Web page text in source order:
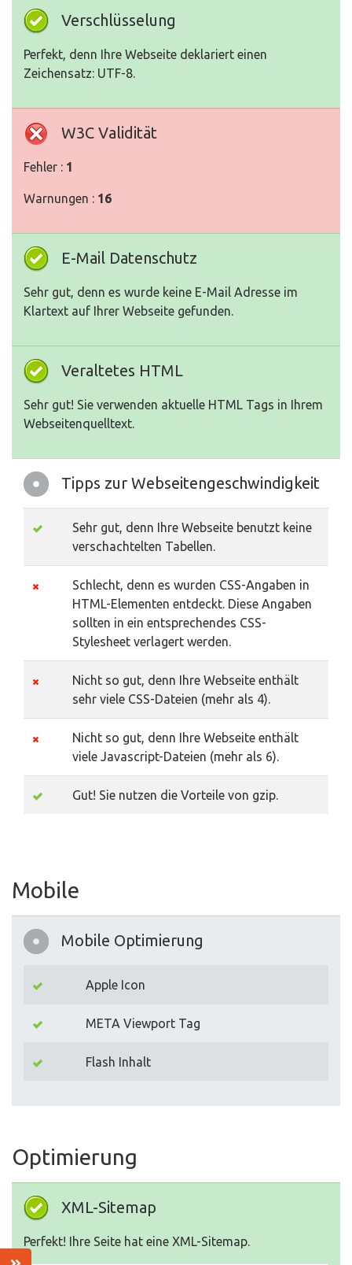
Verschlüsselung
Perfekt, denn Ihre Webseite deklariert einen
Zeichensatz: UTF-8.
W3C Validität
Fehler : 1
Warnungen : 16
E-Mail Datenschutz
Sehr gut, denn es wurde keine E-Mail Adresse im
Klartext auf Ihrer Webseite gefunden.
Veraltetes HTML
Sehr gut! Sie verwenden aktuelle HTML Tags in Ihrem
Webseitenquelltext.
Tipps zur Webseitengeschwindigkeit
Sehr gut, denn Ihre Webseite benutzt keine
verschachtelten Tabellen.
Schlecht, denn es wurden CSS-Angaben in
HTML-Elementen entdeckt. Diese Angaben
sollten in ein entsprechendes CSS-
Stylesheet verlagert werden.
Nicht so gut, denn Ihre Webseite enthält
sehr viele CSS-Dateien (mehr als 4).
Nicht so gut, denn Ihre Webseite enthält
viele Javascript-Dateien (mehr als 6).
Gut! Sie nutzen die Vorteile von gzip.
Mobile
Mobile Optimierung
Apple Icon
META Viewport Tag
Flash Inhalt
Optimierung
XML-Sitemap
Perfekt! Ihre Seite hat eine XML-Sitemap.